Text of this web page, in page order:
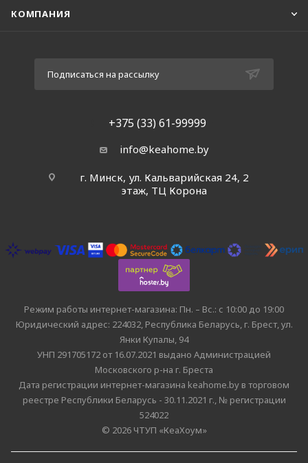
КОМПАНИЯ
Подписаться на рассылку
+375 (33) 61-99999
info@keahome.by
г. Минск, ул. Кальварийская 24, 2
этаж, ТЦ Корона
Режим работы интернет-магазина: Пн. – Вс.: с 10:00 до 19:00
Юридический адрес: 224032, Республика Беларусь, г. Брест, ул.
Янки Купалы, 94
УНП 291705172 от 16.07.2021 выдано Администрацией
Московского р-на г. Бреста
Дата регистрации интернет-магазина keahome.by в торговом
реестре Республики Беларусь - 30.11.2021 г., № регистрации
524022
© 2026 ЧТУП «КеаХоум»